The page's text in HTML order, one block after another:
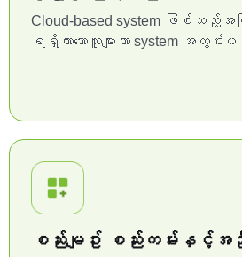
Cloud-based system ဖြစ်သည့်
ရရှိထားသောသူများသာ system အတွ
စည်းမျဥ်း စည်းကမ်းနှင့်အ